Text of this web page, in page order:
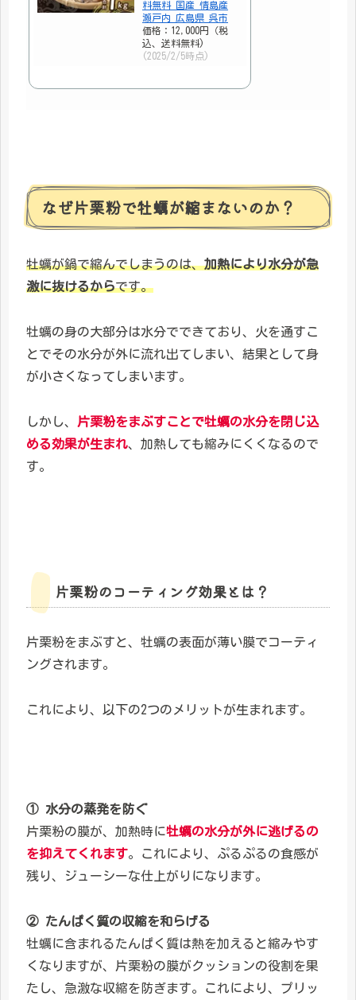
料無料 国産 情島産
瀬戸内 広島県 呉市
価格：12,000円（税
込、送料無料)
(2025/2/5時点)
なぜ片栗粉で牡蠣が縮まないのか？
牡蠣が鍋で縮んでしまうのは、加熱により水分が急
激に抜けるからです。
牡蠣の身の大部分は水分でできており、火を通すこ
とでその水分が外に流れ出てしまい、結果として身
が小さくなってしまいます。
しかし、 片栗粉をまぶすことで牡蠣の水分を閉じ込
める効果が生まれ、加熱しても縮みにくくなるので
す。
片栗粉のコーティング効果とは？
片栗粉をまぶすと、牡蠣の表面が薄い膜でコーティ
ングされます。
これにより、以下の2つのメリットが生まれます。
① 水分の蒸発を防ぐ
片栗粉の膜が、加熱時に牡蠣の水分が外に逃げるの
を抑えてくれます。これにより、ぷるぷるの食感が
残り、ジューシーな仕上がりになります。
② たんぱく質の収縮を和らげる
牡蠣に含まれるたんぱく質は熱を加えると縮みやす
くなりますが、片栗粉の膜がクッションの役割を果
たし、急激な収縮を防ぎます。これにより、プリッ